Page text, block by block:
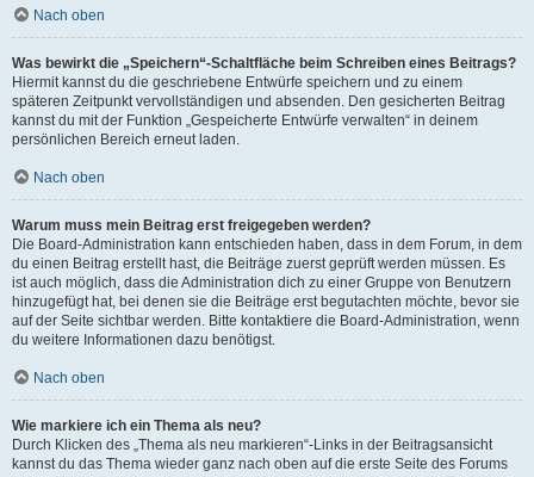
Nach oben
Was bewirkt die „Speichern“-Schaltfläche beim Schreiben eines Beitrags?
Hiermit kannst du die geschriebene Entwürfe speichern und zu einem
späteren Zeitpunkt vervollständigen und absenden. Den gesicherten Beitrag
kannst du mit der Funktion „Gespeicherte Entwürfe verwalten“ in deinem
persönlichen Bereich erneut laden.
Nach oben
Warum muss mein Beitrag erst freigegeben werden?
Die Board-Administration kann entschieden haben, dass in dem Forum, in dem
du einen Beitrag erstellt hast, die Beiträge zuerst geprüft werden müssen. Es
ist auch möglich, dass die Administration dich zu einer Gruppe von Benutzern
hinzugefügt hat, bei denen sie die Beiträge erst begutachten möchte, bevor sie
auf der Seite sichtbar werden. Bitte kontaktiere die Board-Administration, wenn
du weitere Informationen dazu benötigst.
Nach oben
Wie markiere ich ein Thema als neu?
Durch Klicken des „Thema als neu markieren“-Links in der Beitragsansicht
kannst du das Thema wieder ganz nach oben auf die erste Seite des Forums